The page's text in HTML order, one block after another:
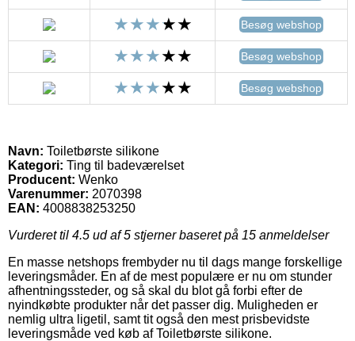
Besøg webshop
Besøg webshop
Besøg webshop
Navn: Toiletbørste silikone
Kategori: Ting til badeværelset
Producent: Wenko
Varenummer: 2070398
EAN: 4008838253250
Vurderet til 4.5 ud af 5 stjerner baseret på 15 anmeldelser
En masse netshops frembyder nu til dags mange forskellige
leveringsmåder. En af de mest populære er nu om stunder
afhentningssteder, og så skal du blot gå forbi efter de
nyindkøbte produkter når det passer dig. Muligheden er
nemlig ultra ligetil, samt tit også den mest prisbevidste
leveringsmåde ved køb af Toiletbørste silikone.